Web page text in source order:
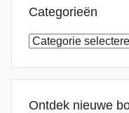
Categorieën
Categorieën
Ontdek nieuwe